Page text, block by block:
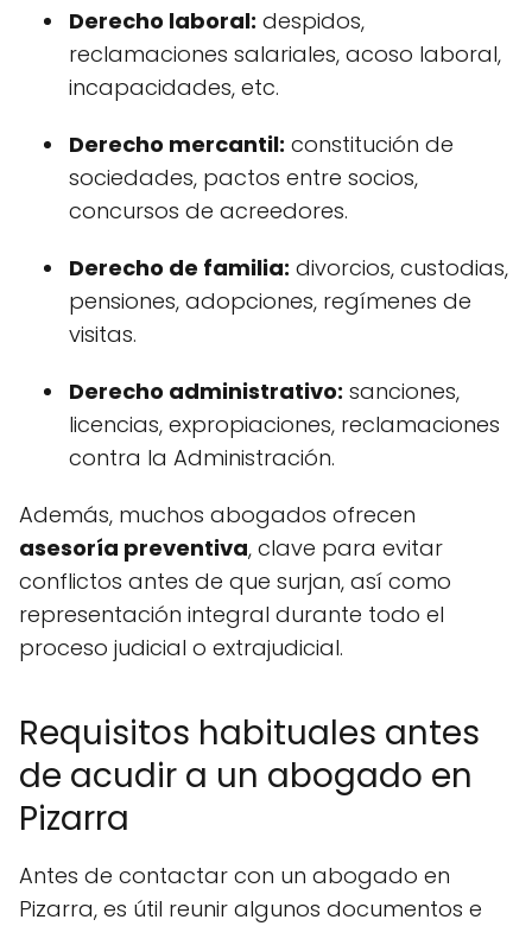
Derecho laboral: despidos,
reclamaciones salariales, acoso laboral,
incapacidades, etc.
Derecho mercantil: constitución de
sociedades, pactos entre socios,
concursos de acreedores.
Derecho de familia: divorcios, custodias,
pensiones, adopciones, regímenes de
visitas.
Derecho administrativo: sanciones,
licencias, expropiaciones, reclamaciones
contra la Administración.
Además, muchos abogados ofrecen
asesoría preventiva, clave para evitar
conflictos antes de que surjan, así como
representación integral durante todo el
proceso judicial o extrajudicial.
Requisitos habituales antes
de acudir a un abogado en
Pizarra
Antes de contactar con un abogado en
Pizarra, es útil reunir algunos documentos e